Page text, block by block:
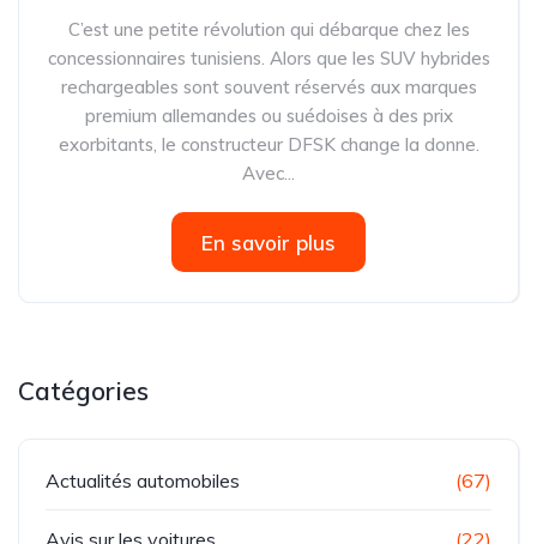
C’est une petite révolution qui débarque chez les
concessionnaires tunisiens. Alors que les SUV hybrides
rechargeables sont souvent réservés aux marques
premium allemandes ou suédoises à des prix
exorbitants, le constructeur DFSK change la donne.
Avec...
En savoir plus
Catégories
Actualités automobiles (67)
Avis sur les voitures (22)